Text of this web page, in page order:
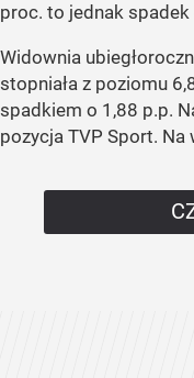
proc. to jednak spadek
Widownia
stopniała z poziomu
spadkiem o 1,88 p.p.
pozycja TVP Sport. Na